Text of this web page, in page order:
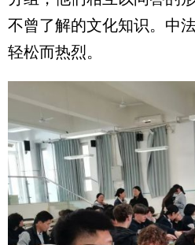
不曾了解的文化知识。中
轻松而热烈。